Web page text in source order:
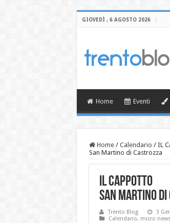
GIOVEDÌ , 6 AGOSTO 2026
Home Eventi
Home / Calendario / IL
San Martino di Castrozza
IL CAPPOTTO
San Martino
Trento Blog
3
Calendario, micro news